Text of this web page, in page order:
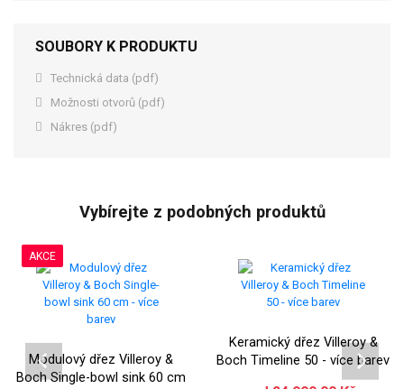
SOUBORY K PRODUKTU
Technická data (pdf)
Možnosti otvorů (pdf)
Nákres (pdf)
Vybírejte z podobných produktů
AKCE
Modulový dřez Villeroy &
Boch Single-bowl sink 60 cm
Keramický dřez Villeroy &
Boch Timeline 50 - více barev